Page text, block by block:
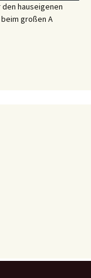
hauseigenen
großen A